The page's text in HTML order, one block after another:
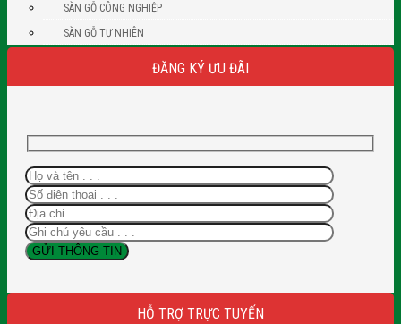
SÀN GỖ CÔNG NGHIỆP
SÀN GỖ TỰ NHIÊN
ĐĂNG KÝ ƯU ĐÃI
HỖ TRỢ TRỰC TUYẾN